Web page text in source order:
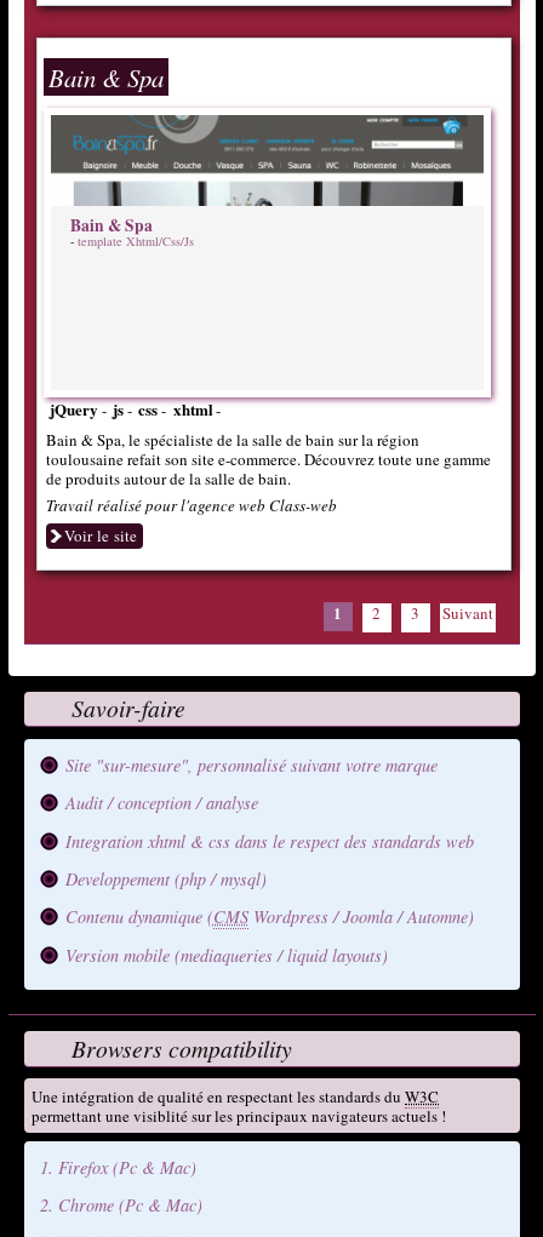
Bain & Spa
Bain & Spa
-template Xhtml/Css/Js
jQuery-js-css-xhtml-
Bain & Spa, le spécialiste de la salle de bain sur la région
toulousaine refait son site e-commerce. Découvrez toute une gamme
de produits autour de la salle de bain.
Travail réalisé pour l'agence web Class-web
Voir le site
1 2 3 Suivant
Savoir-faire
Site "sur-mesure", personnalisé suivant votre marque
Audit / conception / analyse
Integration xhtml & css dans le respect des standards web
Developpement (php / mysql)
Contenu dynamique (CMSWordpress / Joomla / Automne)
Version mobile (mediaqueries / liquid layouts)
Browsers compatibility
Une intégration de qualité en respectant les standards du W3C
permettant une visiblité sur les principaux navigateurs actuels !
Firefox (Pc & Mac)
Chrome (Pc & Mac)